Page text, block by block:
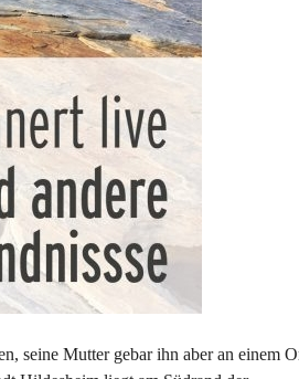
seine Mutter gebar ihn aber an einem